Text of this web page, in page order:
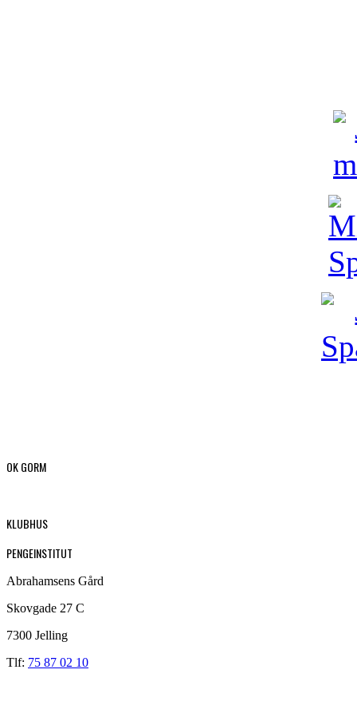
OK GORM
KLUBHUS
PENGEINSTITUT
Abrahamsens Gård
Skovgade 27 C
7300 Jelling
Tlf: 75 87 02 10